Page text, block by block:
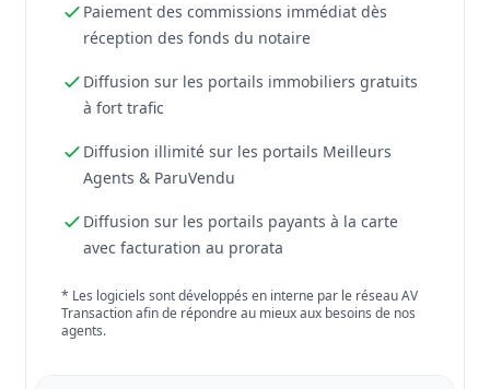
Paiement des commissions immédiat dès
réception des fonds du notaire
Diffusion sur les portails immobiliers gratuits
à fort trafic
Diffusion illimité sur les portails Meilleurs
Agents & ParuVendu
Diffusion sur les portails payants à la carte
avec facturation au prorata
* Les logiciels sont développés en interne par le réseau AV
Transaction afin de répondre au mieux aux besoins de nos
agents.